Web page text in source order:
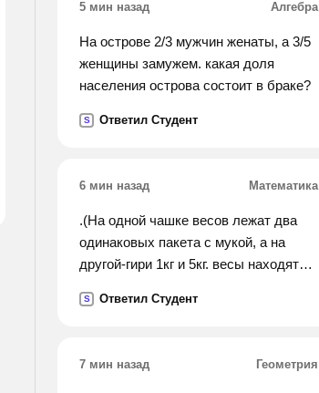
к до вершин треугольника не
отвечать всякие глупости.
5 мин назад Алгебра
На острове 2/3 мужчин женаты, а 3/5
женщины замужем. какая доля
населения острова состоит в браке?
S Ответил Студент
6 мин назад Математика
.(На одной чашке весов лежат два
одинаковых пакета с мукой, а на
другой-гири 1кг и 5кг. весы находятся
пакета?).
S Ответил Студент
7 мин назад Геометрия